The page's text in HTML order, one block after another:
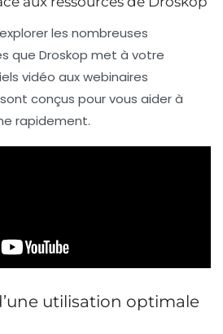
les nombreuses
que Droskop met à votre
vidéo aux webinaires
conçus pour vous aider à
rapidement.
utilisation optimale